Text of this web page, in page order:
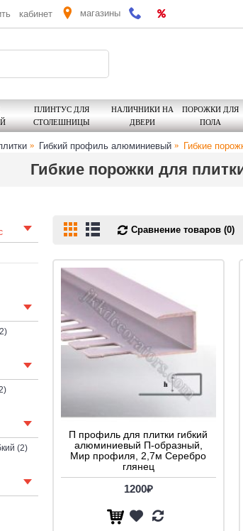
кабинет магазины
ПЛИНТУС ДЛЯ
СТОЛЕШНИЦЫ
НАЛИЧНИКИ НА
ДВЕРИ
ПОРОЖКИ ДЛЯ
ПОЛА
Гибкий профиль алюминиевый Гибкие
Гибкие порожки для
(2)
Сравнение товаров (0)
П профиль для плитки гибкий
алюминиевый П-образный,
Мир профиля, 2,7м Серебро
глянец
1200₽